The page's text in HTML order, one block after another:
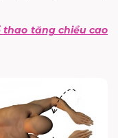
thao tăng chiều cao